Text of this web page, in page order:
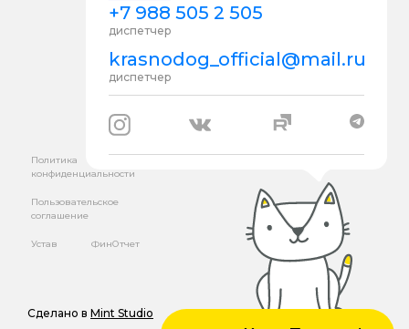
+7 988 505 2 505
диспетчер
krasnodog_official@mail.ru
диспетчер
Политика
конфиденциальности
Пользовательское
соглашение
Устав ФинОтчет
Сделано в Mint Studio